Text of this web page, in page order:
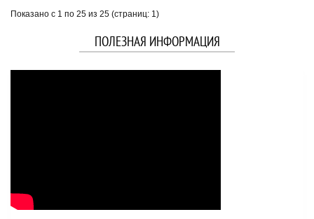
Показано с 1 по 25 из 25 (страниц: 1)
ПОЛЕЗНАЯ ИНФОРМАЦИЯ